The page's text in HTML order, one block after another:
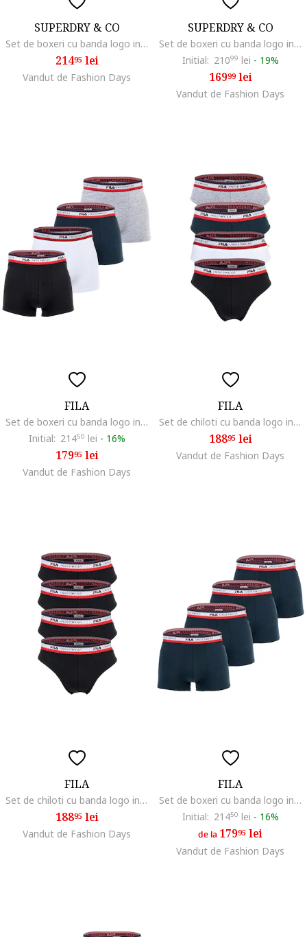
SUPERDRY & CO
Set de boxeri cu banda logo in talie - 3 Perechi, Negru/Portocaliu
21495lei
Vandut de Fashion Days
SUPERDRY & CO
Set de boxeri cu banda logo in talie - 3 perechi, Negru/Gri/Portocaliu mandarina
Initial: 21099 lei - 19%
16999lei
Vandut de Fashion Days
FILA
Set de boxeri cu banda logo in talie - 4 perechi, Alb/Negru/Gri/Albastru
Initial: 21450 lei - 16%
17995lei
Vandut de Fashion Days
FILA
Set de chiloti cu banda logo in talie - 4 perechi, Negru/Gri melange/Albastru petrol
18895lei
Vandut de Fashion Days
FILA
Set de chiloti cu banda logo in talie - 4 perechi, Negru
18895lei
Vandut de Fashion Days
FILA
Set de boxeri cu banda logo in talie - 4 perechi, Albastru
Initial: 21450 lei - 16%
de la 17995 lei
Vandut de Fashion Days